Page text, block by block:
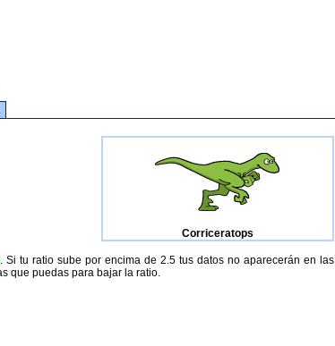
Corriceratops
. Si tu ratio sube por encima de 2.5 tus datos no aparecerán en las
que puedas para bajar la ratio.